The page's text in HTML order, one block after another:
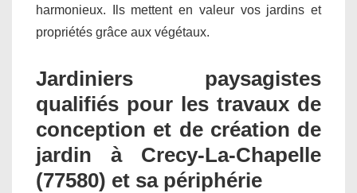
harmonieux. Ils mettent en valeur vos jardins et
propriétés grâce aux végétaux.
Jardiniers paysagistes
qualifiés pour les travaux de
conception et de création de
jardin à Crecy-La-Chapelle
(77580) et sa périphérie